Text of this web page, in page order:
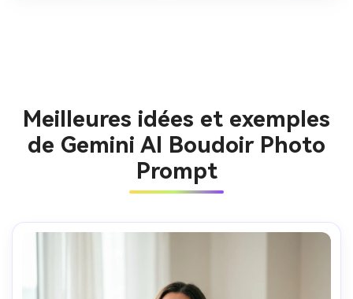
Meilleures idées et exemples
de Gemini AI Boudoir Photo
Prompt